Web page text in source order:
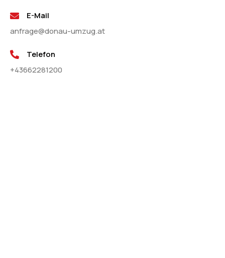
E-Mail
anfrage@donau-umzug.at
Telefon
+43662281200